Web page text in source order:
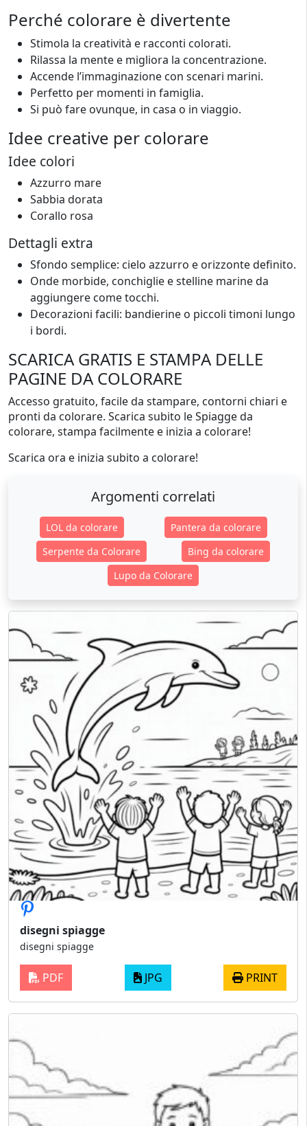
Perché colorare è divertente
Stimola la creatività e racconti colorati.
Rilassa la mente e migliora la concentrazione.
Accende l’immaginazione con scenari marini.
Perfetto per momenti in famiglia.
Si può fare ovunque, in casa o in viaggio.
Idee creative per colorare
Idee colori
Azzurro mare
Sabbia dorata
Corallo rosa
Dettagli extra
Sfondo semplice: cielo azzurro e orizzonte definito.
Onde morbide, conchiglie e stelline marine da
aggiungere come tocchi.
Decorazioni facili: bandierine o piccoli timoni lungo
i bordi.
SCARICA GRATIS E STAMPA DELLE
PAGINE DA COLORARE
Accesso gratuito, facile da stampare, contorni chiari e
pronti da colorare. Scarica subito le Spiagge da
colorare, stampa facilmente e inizia a colorare!
Scarica ora e inizia subito a colorare!
Argomenti correlati
LOL da colorare
Pantera da colorare
Serpente da Colorare
Bing da colorare
Lupo da Colorare
disegni spiagge
disegni spiagge
PDF JPG PRINT